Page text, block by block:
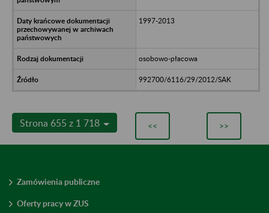
1997-2013
osobowo-płacowa
992700/6116/29/2012/SAK
Strona 655 z 1 718 << >>
Zamówienia publiczne
Oferty pracy w ZUS